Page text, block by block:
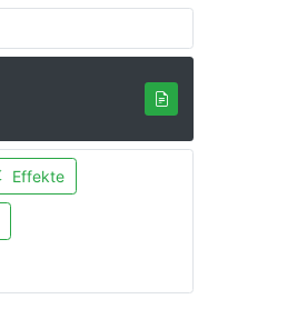
Effekte